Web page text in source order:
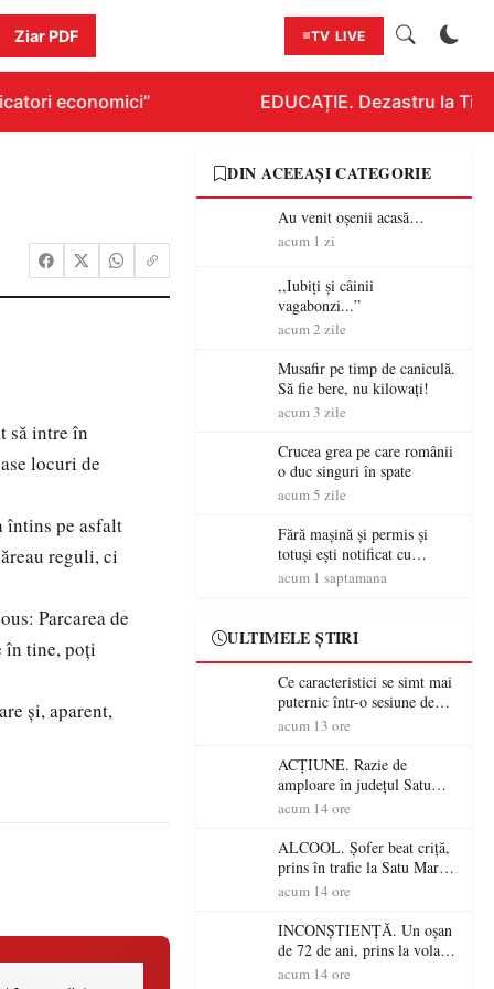
Ziar PDF TV LIVE
economici” EDUCAȚIE. Dezastru la
să intre în
locuri de
întins pe asfalt
reguli, ci
Parcarea de
în tine, poți
și, aparent,
DIN ACEEAȘI CATEGORIE
Au venit oșenii acasă…
acum 1 zi
,,Iubiți și câinii
vagabonzi...”
acum 2 zile
Musafir pe timp de caniculă.
Să fie bere, nu kilowați!
acum 3 zile
Crucea grea pe care românii
o duc singuri în spate
acum 5 zile
Fără mașină și permis și
totuși ești notificat cu
amenzi rutiere…
acum 1 saptamana
ULTIMELE ȘTIRI
Ce caracteristici se simt mai
puternic într-o sesiune de
distracție la sloturi online:
RTP?
acum 13 ore
ACȚIUNE. Razie de
amploare în județul Satu
Mare! Polițiștii au dat sute
șoferi fără permis într-o
singură zi
acum 14 ore
ALCOOL. Șofer beat criță,
prins în trafic la Satu Mare!
Alcoolemie uriașă
acum 14 ore
INCONȘTIENȚĂ. Un oșan
de 72 de ani, prins la volan
fără permis! Polițiștii l-au
acum 14 ore